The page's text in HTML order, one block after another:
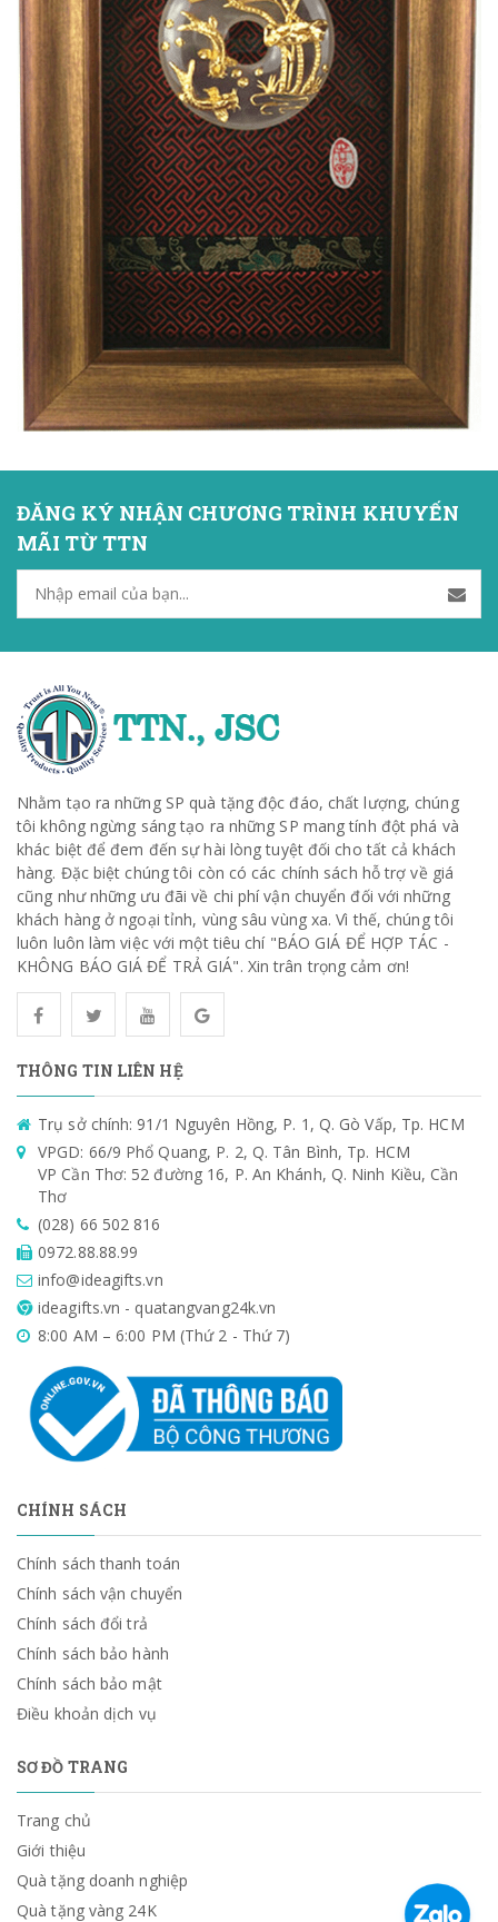
ĐĂNG KÝ NHẬN CHƯƠNG TRÌNH KHUYẾN
MÃI TỪ TTN
Nhằm tạo ra những SP quà tặng độc đáo, chất lượng, chúng
tôi không ngừng sáng tạo ra những SP mang tính đột phá và
khác biệt để đem đến sự hài lòng tuyệt đối cho tất cả khách
hàng. Đặc biệt chúng tôi còn có các chính sách hỗ trợ về giá
cũng như những ưu đãi về chi phí vận chuyển đối với những
khách hàng ở ngoại tỉnh, vùng sâu vùng xa. Vì thế, chúng tôi
luôn luôn làm việc với một tiêu chí "BÁO GIÁ ĐỂ HỢP TÁC -
KHÔNG BÁO GIÁ ĐỂ TRẢ GIÁ". Xin trân trọng cảm ơn!
THÔNG TIN LIÊN HỆ
Trụ sở chính: 91/1 Nguyên Hồng, P. 1, Q. Gò Vấp, Tp. HCM
VPGD: 66/9 Phổ Quang, P. 2, Q. Tân Bình, Tp. HCM
VP Cần Thơ: 52 đường 16, P. An Khánh, Q. Ninh Kiều, Cần
Thơ
(028) 66 502 816
0972.88.88.99
info@ideagifts.vn
ideagifts.vn - quatangvang24k.vn
8:00 AM – 6:00 PM (Thứ 2 - Thứ 7)
CHÍNH SÁCH
Chính sách thanh toán
Chính sách vận chuyển
Chính sách đổi trả
Chính sách bảo hành
Chính sách bảo mật
Điều khoản dịch vụ
SƠ ĐỒ TRANG
Trang chủ
Giới thiệu
Quà tặng doanh nghiệp
Quà tặng vàng 24K